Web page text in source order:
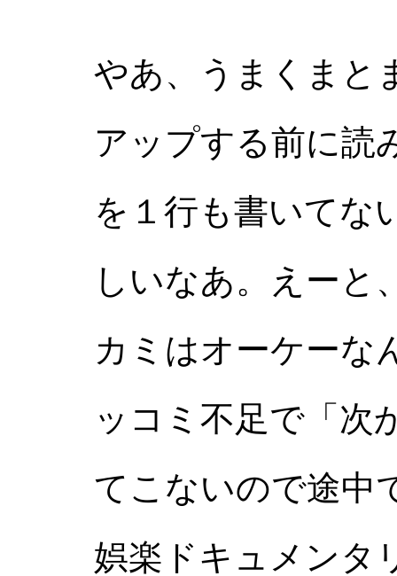
やあ、うまくま
アップする前に読
を１行も書いてな
しいなあ。えーと
カミはオーケーな
ッコミ不足で「次
てこないので途中
娯楽ドキュメンタ